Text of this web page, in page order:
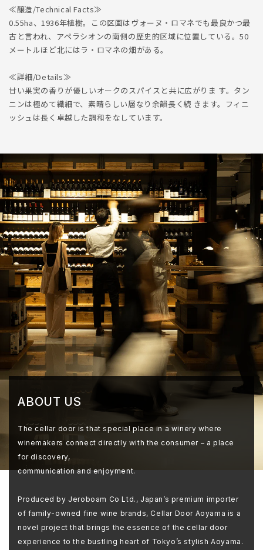
≪醸造/Technical Facts≫
0.55ha、1936年植樹。この区画はヴォーヌ・ロマネでも最良かつ最
古と言われ、アペラシオンの南側の歴史的区域に位置している。50
メートルほど北にはラ・ロマネの畑がある。
≪詳細/Details≫
甘い果実の香りが優しいオークのスパイスと共に広がりま す。タン
ニンは極めて繊細で、素晴らしい層なり余韻長く続 きます。フィニ
ッシュは長く卓越した調和をなしています。
ABOUT US
The cellar door is that special place in a winery where
winemakers connect directly with the consumer – a place
for discovery,
communication and enjoyment.
Produced by Jeroboam Co Ltd., Japan’s premium importer
of family-owned fine wine brands, Cellar Door Aoyama is a
novel project that brings the essence of the cellar door
experience to the bustling heart of Tokyo’s stylish Aoyama.